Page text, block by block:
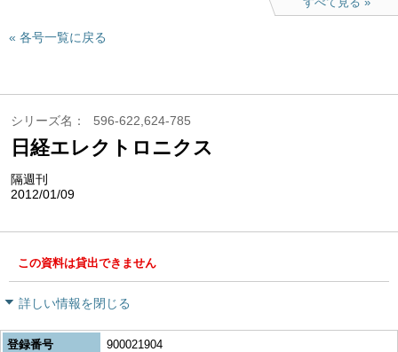
各号一覧に戻る
シリーズ名 596-622,624-785
日経エレクトロニクス
隔週刊
2012/01/09
この資料は貸出できません
詳しい情報を閉じる
登録番号
900021904